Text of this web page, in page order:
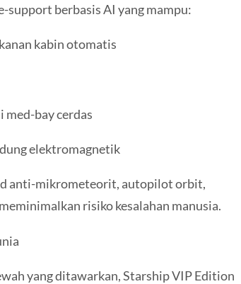
berbasis AI yang mampu:
kabin otomatis
bay cerdas
elektromagnetik
anti-mikrometeorit, autopilot orbit,
risiko kesalahan manusia.
yang ditawarkan, Starship VIP Edition